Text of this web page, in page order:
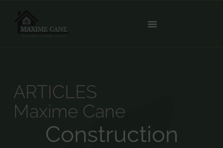
ARTICLES
Maxime Cane
Construction